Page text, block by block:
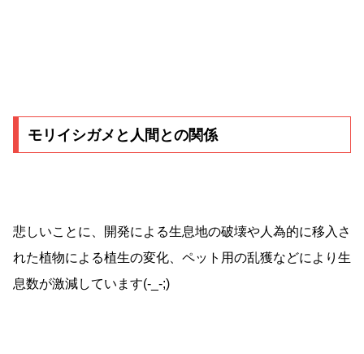
モリイシガメと人間との関係
悲しいことに、開発による生息地の破壊や人為的に移入さ
れた植物による植生の変化、ペット用の乱獲などにより生
息数が激減しています(-_-;)